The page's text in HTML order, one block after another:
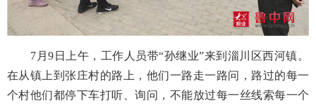
7月9日上午，工作人员带“孙继业”来到淄川区西河镇。
在从镇上到张庄村的路上，他们一路走一路问，路过的每一
个村他们都停下车打听、询问，不能放过每一丝线索每一个